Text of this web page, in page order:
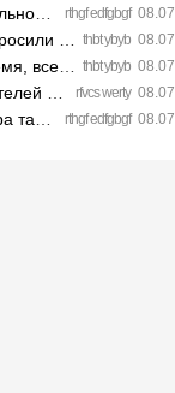
rthgf edfgbgf 08.07
h…
thbt ybyb 08.07
https…
thbt ybyb 08.07
http…
rfvcs werty 08.07
rthgf edfgbgf 08.07